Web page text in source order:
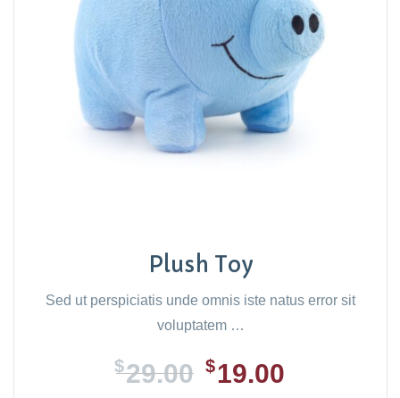
Plush Toy
Sed ut perspiciatis unde omnis iste natus error sit
voluptatem …
$29.00 $19.00